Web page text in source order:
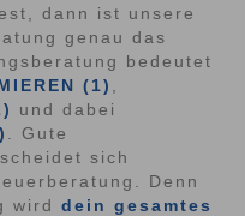
dann ist unsere
genau das
bedeutet
(1)
und dabei
. Gute
sich
Denn
wird dein gesamtes